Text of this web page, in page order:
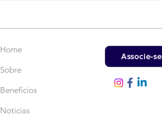
Home
Sobre
Benefícios
Notícias
Associe-se